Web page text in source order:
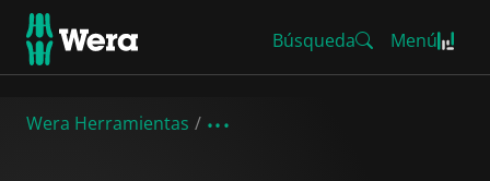
Búsqueda Menú
Wera Herramientas